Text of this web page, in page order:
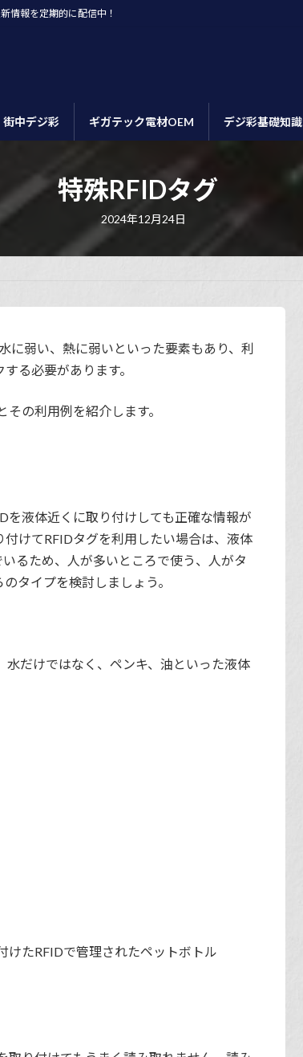
情報を定期的に配信中！
街中デジ彩 ギガテック電材OEM デジ彩基礎知識
特殊RFIDタグ
最
更
2024年12月24日
に弱い、熱に弱いといった要素もあり、利
る必要があります。
の利用例を紹介します。
を液体近くに取り付けしても正確な情報が
けてRFIDタグを利用したい場合は、液体
るため、人が多いところで使う、人がタ
タイプを検討しましょう。
だけではなく、ペンキ、油といった液体
けたRFIDで管理されたペットボトル